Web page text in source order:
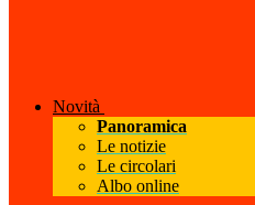
Novità
Panoramica
Le notizie
Le circolari
Albo online